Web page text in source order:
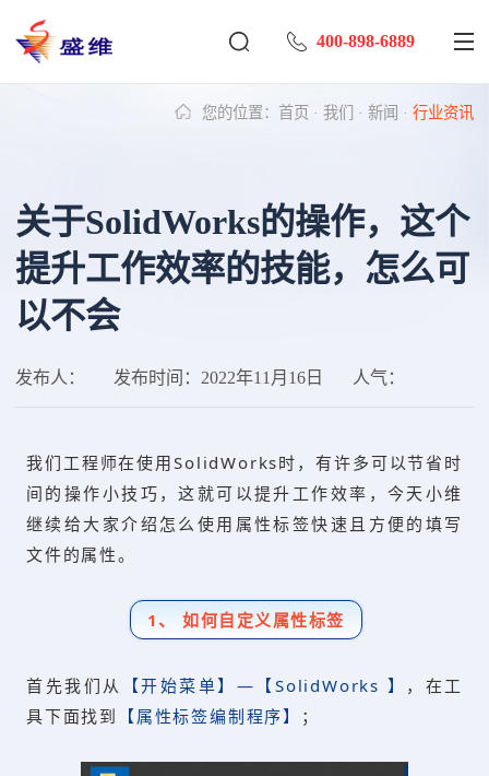
400-898-6889
您的位置： 首页 · 我们 · 新闻 · 行业资讯
关于SolidWorks的操作，这个
提升工作效率的技能，怎么可
以不会
发布人： 发布时间： 2022年11月16日 人气：
我们工程师在使用SolidWorks时，有许多可以节省时
间的操作小技巧，这就可以提升工作效率，今天小维
继续给大家介绍怎么使用属性标签快速且方便的填写
文件的属性。
1、 如何自定义属性标签
首先我们从 【开始菜单】—【SolidWorks 】 ，在工
具下面找到
【属性标签编制程序】 ；